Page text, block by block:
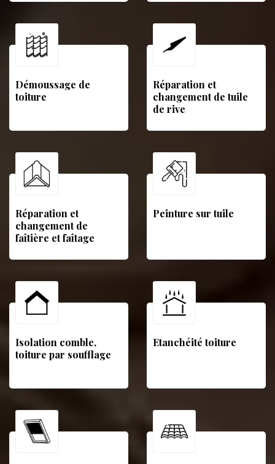
Démoussage de
toiture
Réparation et
changement de tuile
de rive
Réparation et
changement de
faîtière et faîtage
Peinture sur tuile
Isolation comble,
toiture par soufflage
Etanchéité toiture